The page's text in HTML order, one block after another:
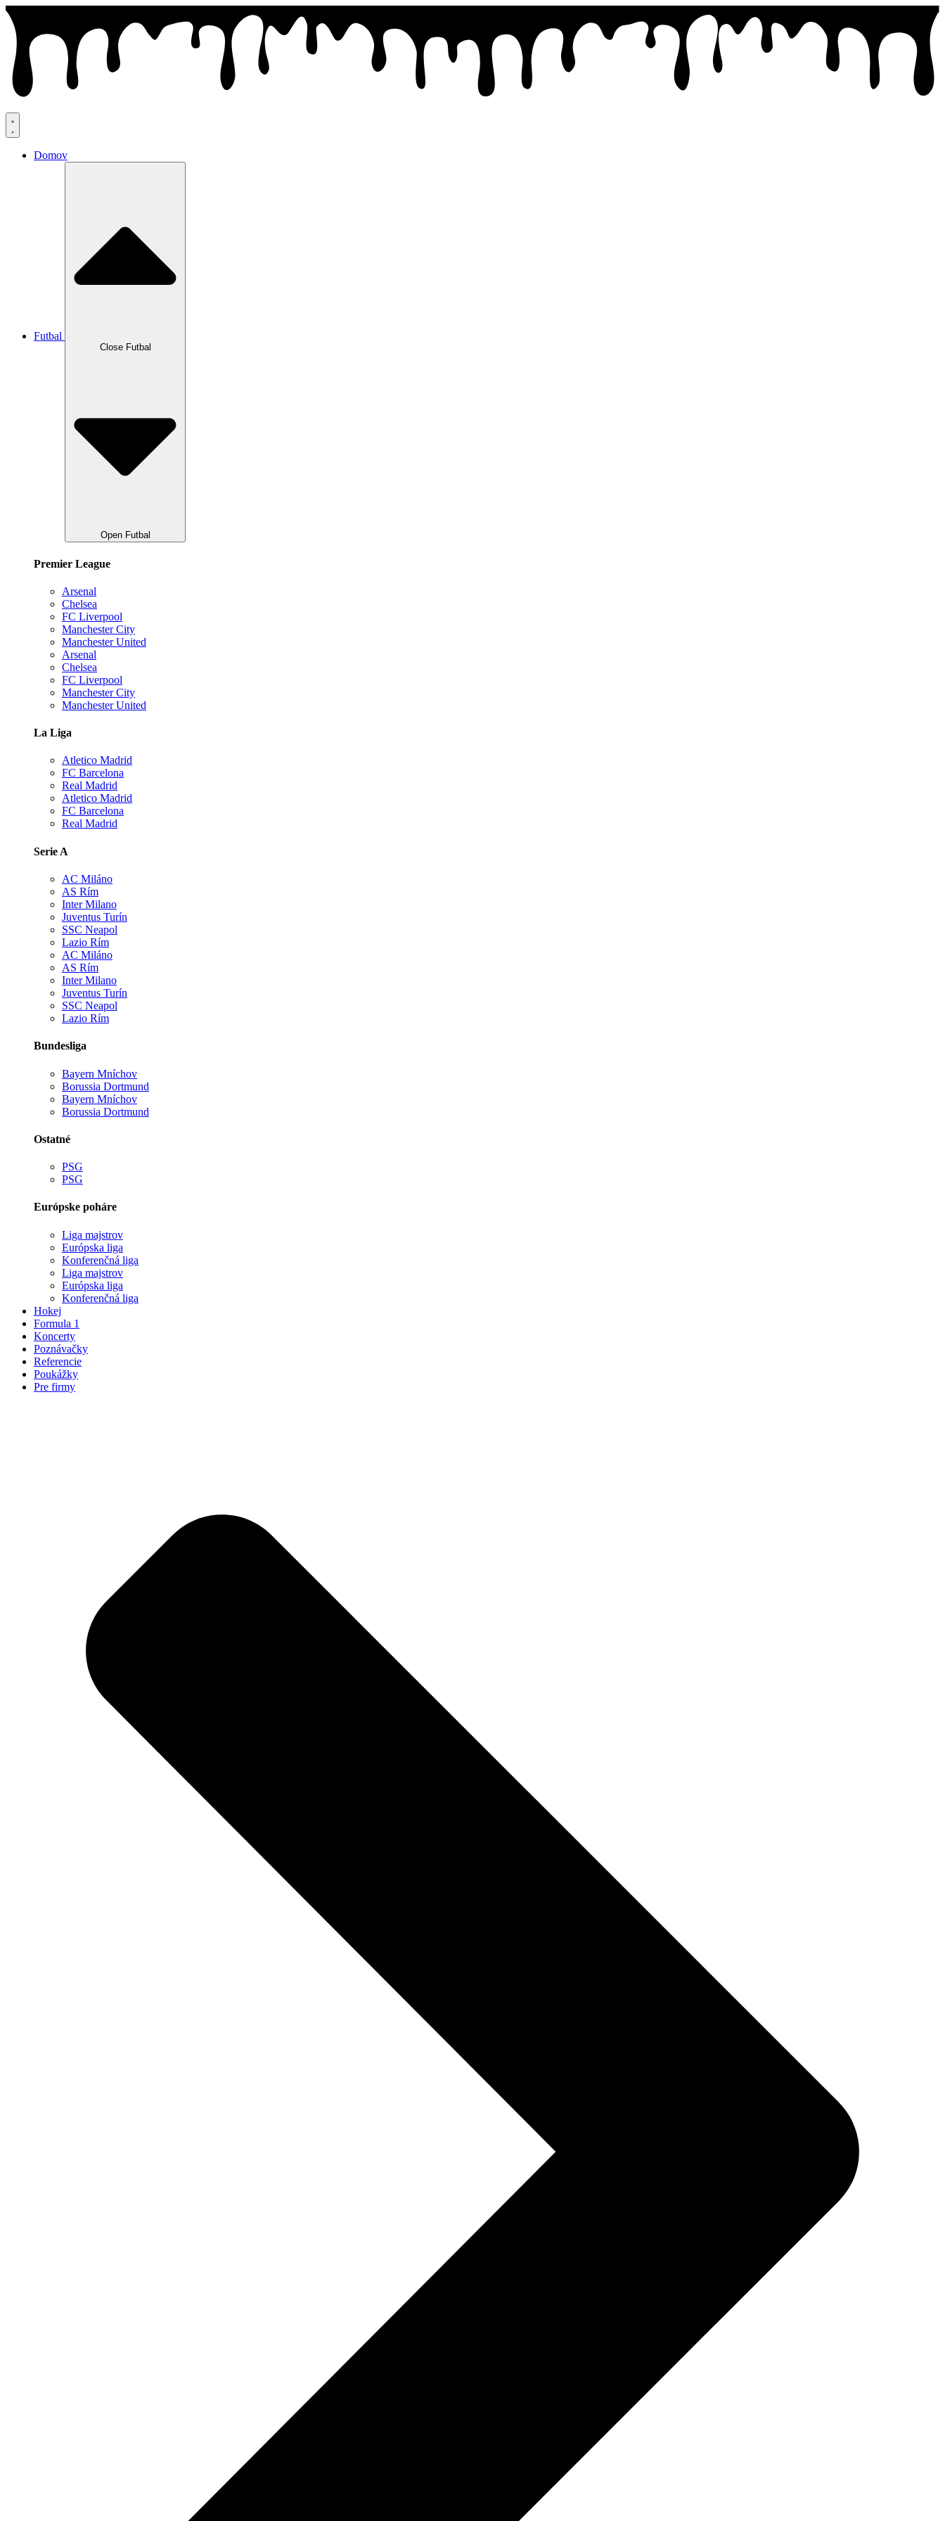
Preskočiť
na
obsah
Domov
Futbal
Close Futbal
Open Futbal
Premier League
Arsenal
Chelsea
FC Liverpool
Manchester City
Manchester United
Arsenal
Chelsea
FC Liverpool
Manchester City
Manchester United
La Liga
Atletico Madrid
FC Barcelona
Real Madrid
Atletico Madrid
FC Barcelona
Real Madrid
Serie A
AC Miláno
AS Rím
Inter Milano
Juventus Turín
SSC Neapol
Lazio Rím
AC Miláno
AS Rím
Inter Milano
Juventus Turín
SSC Neapol
Lazio Rím
Bundesliga
Bayern Mníchov
Borussia Dortmund
Bayern Mníchov
Borussia Dortmund
Ostatné
PSG
PSG
Európske poháre
Liga majstrov
Európska liga
Konferenčná liga
Liga majstrov
Európska liga
Konferenčná liga
Hokej
Formula 1
Koncerty
Poznávačky
Referencie
Poukážky
Pre firmy